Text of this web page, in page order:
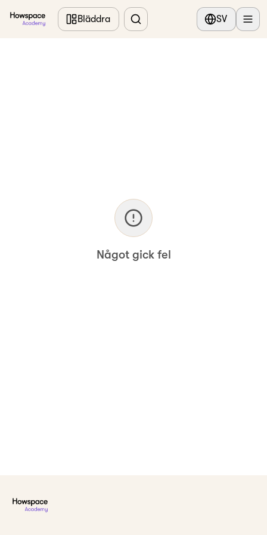
Hoppa till huvudinnehållet
Bläddra
SV
Något gick fel